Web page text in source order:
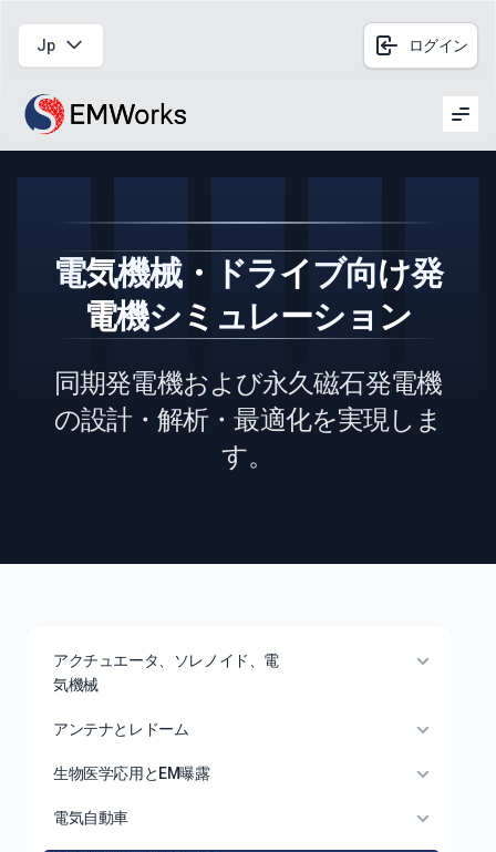
Jp ログイン
電気機械・ドライブ向け発
電機シミュレーション
同期発電機および永久磁石発電機
の設計・解析・最適化を実現しま
す。
アクチュエータ、ソレノイド、電
気機械
アンテナとレドーム
生物医学応用とEM曝露
電気自動車